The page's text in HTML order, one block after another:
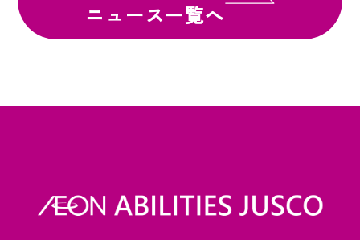
ニュース一覧へ